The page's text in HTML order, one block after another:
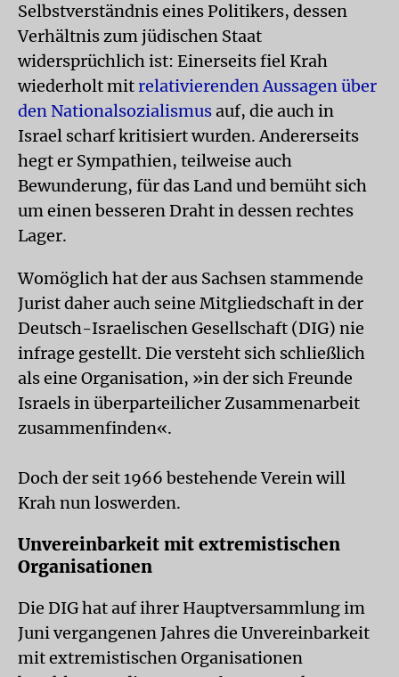
Selbstverständnis eines Politikers, dessen
Verhältnis zum jüdischen Staat
widersprüchlich ist: Einerseits fiel Krah
wiederholt mitrelativierenden Aussagen über
den Nationalsozialismusauf, die auch in
Israel scharf kritisiert wurden. Andererseits
hegt er Sympathien, teilweise auch
Bewunderung, für das Land und bemüht sich
um einen besseren Draht in dessen rechtes
Lager.
Womöglich hat der aus Sachsen stammende
Jurist daher auch seine Mitgliedschaft in der
Deutsch-Israelischen Gesellschaft (DIG) nie
infrage gestellt. Die versteht sich schließlich
als eine Organisation, »in der sich Freunde
Israels in überparteilicher Zusammenarbeit
zusammenfinden«.
Doch der seit 1966 bestehende Verein will
Krah nun loswerden.
Unvereinbarkeit mit extremistischen
Organisationen
Die DIG hat auf ihrer Hauptversammlung im
Juni vergangenen Jahres die Unvereinbarkeit
mit extremistischen Organisationen